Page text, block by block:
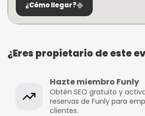
¿Cómo llegar?
¿Eres propietario de este
Hazte miembro Funly
Obtén SEO gratuito y
reservas de Funly para
clientes.